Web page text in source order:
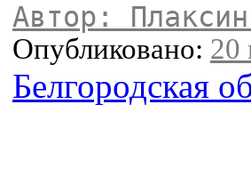
Автор:
Опубликовано: 20
Белгородская